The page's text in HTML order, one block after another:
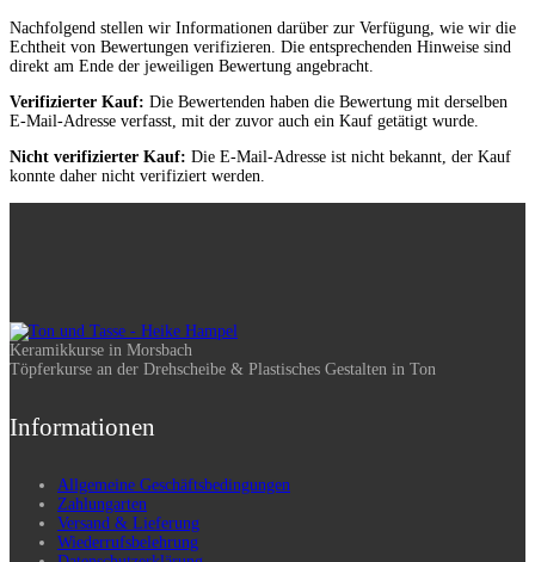
Nachfolgend stellen wir Informationen darüber zur Verfügung, wie wir die
Echtheit von Bewertungen verifizieren. Die entsprechenden Hinweise sind
direkt am Ende der jeweiligen Bewertung angebracht.
Verifizierter Kauf: Die Bewertenden haben die Bewertung mit derselben
E-Mail-Adresse verfasst, mit der zuvor auch ein Kauf getätigt wurde.
Nicht verifizierter Kauf: Die E-Mail-Adresse ist nicht bekannt, der Kauf
konnte daher nicht verifiziert werden.
Keramikkurse in Morsbach
Töpferkurse an der Drehscheibe & Plastisches Gestalten in Ton
Informationen
Allgemeine Geschäftsbedingungen
Zahlungarten
Versand & Lieferung
Wiederrufsbelehrung